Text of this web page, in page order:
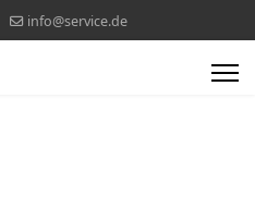
info@service.de